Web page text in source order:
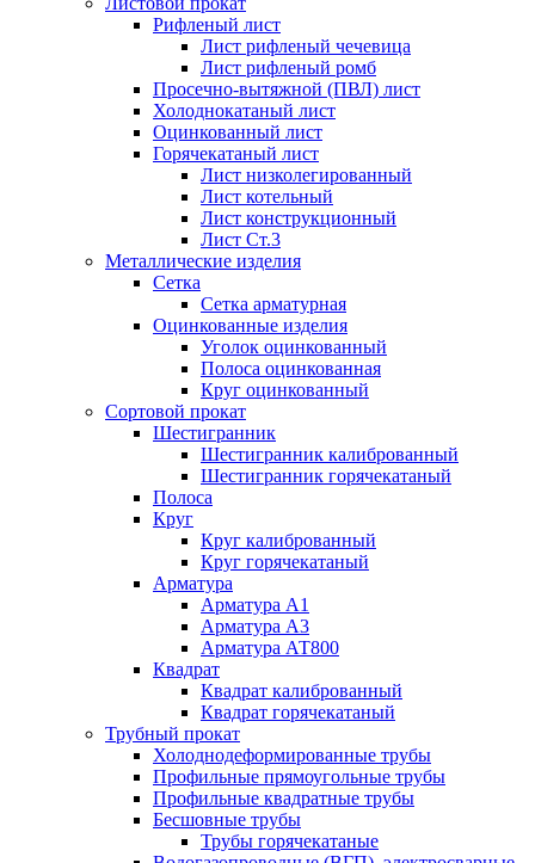
Рифленый лист
Лист рифленый чечевица
Лист рифленый ромб
Просечно-вытяжной (ПВЛ) лист
Холоднокатаный лист
Оцинкованный лист
Горячекатаный лист
Лист низколегированный
Лист котельный
Лист конструкционный
Лист Ст.3
Металлические изделия
Сетка
Сетка арматурная
Оцинкованные изделия
Уголок оцинкованный
Полоса оцинкованная
Круг оцинкованный
Сортовой прокат
Шестигранник
Шестигранник калиброванный
Шестигранник горячекатаный
Полоса
Круг
Круг калиброванный
Круг горячекатаный
Арматура
Арматура А1
Арматура А3
Арматура АТ800
Квадрат
Квадрат калиброванный
Квадрат горячекатаный
Трубный прокат
Холоднодеформированные трубы
Профильные прямоугольные трубы
Профильные квадратные трубы
Бесшовные трубы
Трубы горячекатаные